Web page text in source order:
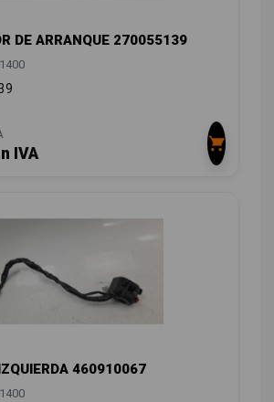
DE ARRANQUE 270055139
IVA
460910067